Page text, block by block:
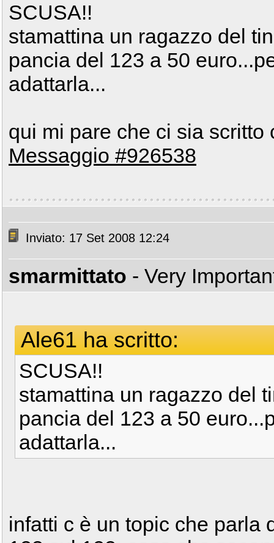
SCUSA!!
stamattina un ragazzo del
pancia del 123 a 50
adattarla...
qui mi pare che ci sia scritto
Messaggio #926538
Inviato: 17 Set 2008 12:24
smarmittato - Very
Ale61 ha scritto:
SCUSA!!
stamattina un ragazzo del
pancia del 123 a 50
adattarla...
infatti c è un topic che parla